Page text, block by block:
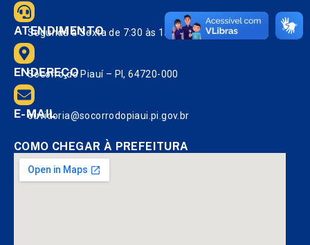
ATENDIMENTO
Segunda à Sexta de 7:30 às 13:30.
ENDEREÇO
Socorro do Piauí – PI, 64720-000
E-MAIL
ouvidoria@socorrodopiaui.pi.gov.br
COMO CHEGAR À PREFEITURA